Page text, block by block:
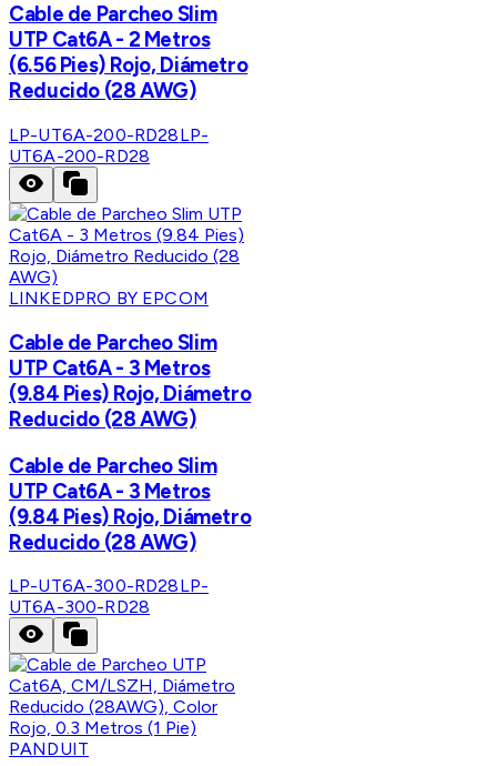
Cable de Parcheo Slim
UTP Cat6A - 2 Metros
(6.56 Pies) Rojo, Diámetro
Reducido (28 AWG)
LP-UT6A-200-RD28LP-
UT6A-200-RD28
LINKEDPRO BY EPCOM
Cable de Parcheo Slim
UTP Cat6A - 3 Metros
(9.84 Pies) Rojo, Diámetro
Reducido (28 AWG)
Cable de Parcheo Slim
UTP Cat6A - 3 Metros
(9.84 Pies) Rojo, Diámetro
Reducido (28 AWG)
LP-UT6A-300-RD28LP-
UT6A-300-RD28
PANDUIT